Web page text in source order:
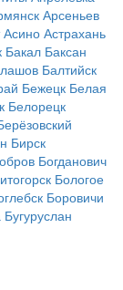
Арсеньев
Асино Астрахань
Бакал Баксан
Балтийск
Бежецк Белая
Белорецк
Бирск
Богданович
Бологое
Боровичи
Бугуруслан